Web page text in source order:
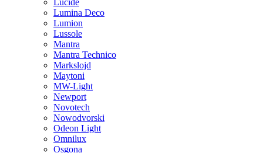
Lucide
Lumina Deco
Lumion
Lussole
Mantra
Mantra Technico
Markslojd
Maytoni
MW-Light
Newport
Novotech
Nowodvorski
Odeon Light
Omnilux
Osgona